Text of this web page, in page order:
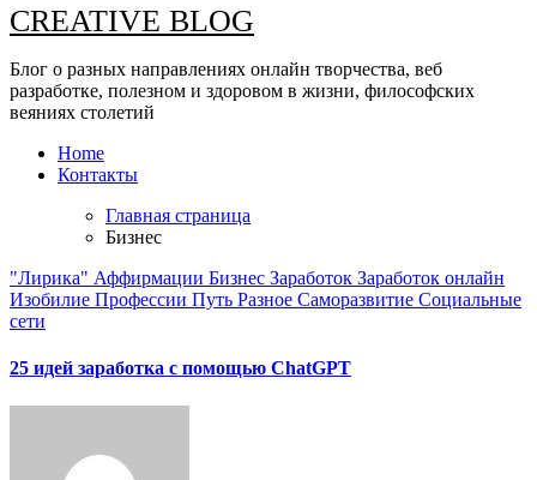
CREATIVE BLOG
Блог о разных направлениях онлайн творчества, веб
разработке, полезном и здоровом в жизни, философских
веяниях столетий
Home
Контакты
Главная страница
Бизнес
"Лирика" Аффирмации Бизнес Заработок Заработок онлайн
Изобилие Профессии Путь Разное Саморазвитие Социальные
сети
25 идей заработка с помощью ChatGPT